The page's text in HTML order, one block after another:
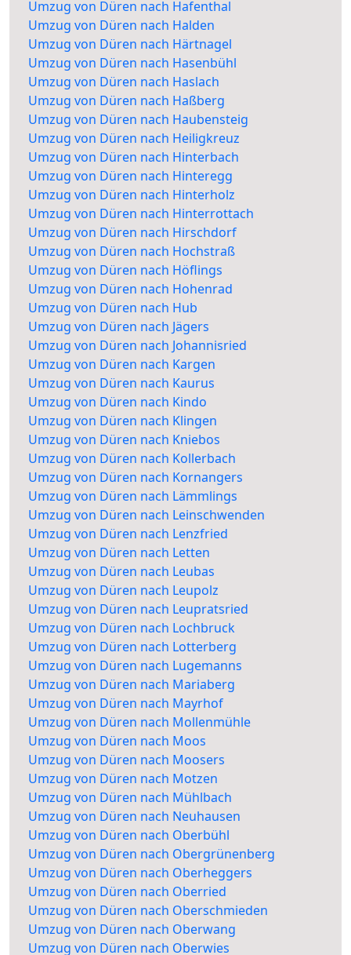
Umzug von Düren nach Hafenthal
Umzug von Düren nach Halden
Umzug von Düren nach Härtnagel
Umzug von Düren nach Hasenbühl
Umzug von Düren nach Haslach
Umzug von Düren nach Haßberg
Umzug von Düren nach Haubensteig
Umzug von Düren nach Heiligkreuz
Umzug von Düren nach Hinterbach
Umzug von Düren nach Hinteregg
Umzug von Düren nach Hinterholz
Umzug von Düren nach Hinterrottach
Umzug von Düren nach Hirschdorf
Umzug von Düren nach Hochstraß
Umzug von Düren nach Höflings
Umzug von Düren nach Hohenrad
Umzug von Düren nach Hub
Umzug von Düren nach Jägers
Umzug von Düren nach Johannisried
Umzug von Düren nach Kargen
Umzug von Düren nach Kaurus
Umzug von Düren nach Kindo
Umzug von Düren nach Klingen
Umzug von Düren nach Kniebos
Umzug von Düren nach Kollerbach
Umzug von Düren nach Kornangers
Umzug von Düren nach Lämmlings
Umzug von Düren nach Leinschwenden
Umzug von Düren nach Lenzfried
Umzug von Düren nach Letten
Umzug von Düren nach Leubas
Umzug von Düren nach Leupolz
Umzug von Düren nach Leupratsried
Umzug von Düren nach Lochbruck
Umzug von Düren nach Lotterberg
Umzug von Düren nach Lugemanns
Umzug von Düren nach Mariaberg
Umzug von Düren nach Mayrhof
Umzug von Düren nach Mollenmühle
Umzug von Düren nach Moos
Umzug von Düren nach Moosers
Umzug von Düren nach Motzen
Umzug von Düren nach Mühlbach
Umzug von Düren nach Neuhausen
Umzug von Düren nach Oberbühl
Umzug von Düren nach Obergrünenberg
Umzug von Düren nach Oberheggers
Umzug von Düren nach Oberried
Umzug von Düren nach Oberschmieden
Umzug von Düren nach Oberwang
Umzug von Düren nach Oberwies